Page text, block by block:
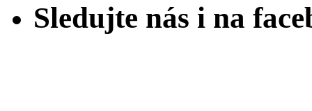
Sledujte nás i na